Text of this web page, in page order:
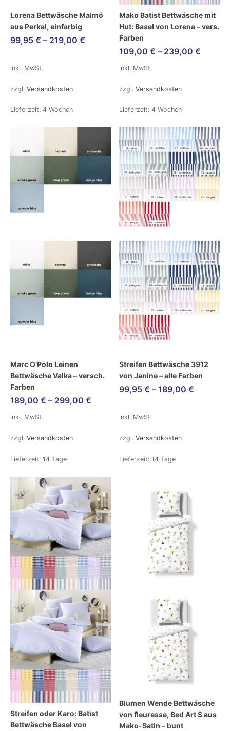
Lorena Bettwäsche Malmö
aus Perkal, einfarbig
99,95 € – 219,00 €
inkl. MwSt.
zzgl. Versandkosten
Lieferzeit: 4 Wochen
Mako Batist Bettwäsche mit
Hut: Basel von Lorena – vers.
Farben
109,00 € – 239,00 €
inkl. MwSt.
zzgl. Versandkosten
Lieferzeit: 4 Wochen
Marc O’Polo Leinen
Bettwäsche Valka – versch.
Farben
189,00 € – 299,00 €
inkl. MwSt.
zzgl. Versandkosten
Lieferzeit: 14 Tage
Streifen Bettwäsche 3912
von Janine – alle Farben
99,95 € – 189,00 €
inkl. MwSt.
zzgl. Versandkosten
Lieferzeit: 14 Tage
Streifen oder Karo: Batist
Bettwäsche Basel von
Blumen Wende Bettwäsche
von fleuresse, Bed Art S aus
Mako-Satin – bunt